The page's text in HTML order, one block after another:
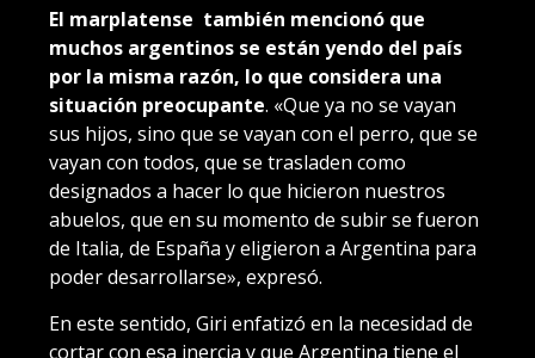
El marplatense también mencionó que
muchos argentinos se están yendo del país
por la misma razón, lo que considera una
situación preocupante. «Que ya no se vayan
sus hijos, sino que se vayan con el perro, que se
vayan con todos, que se trasladen como
designados a hacer lo que hicieron nuestros
abuelos, que en su momento de subir se fueron
de Italia, de España y eligieron a Argentina para
poder desarrollarse», expresó.
En este sentido, Giri enfatizó en la necesidad de
cortar con esa inercia y que Argentina tiene el